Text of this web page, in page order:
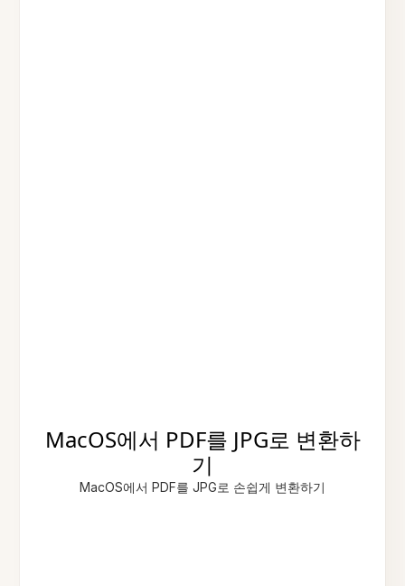
MacOS에서 PDF를 JPG로 변환하
기
MacOS에서 PDF를 JPG로 손쉽게 변환하기